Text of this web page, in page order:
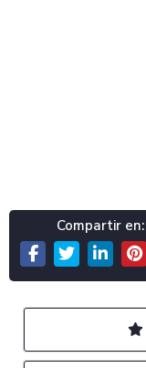
Compartir en: